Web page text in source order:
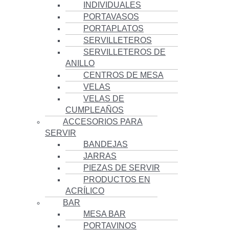
INDIVIDUALES
PORTAVASOS
PORTAPLATOS
SERVILLETEROS
SERVILLETEROS DE
ANILLO
CENTROS DE MESA
VELAS
VELAS DE
CUMPLEAÑOS
ACCESORIOS PARA
SERVIR
BANDEJAS
JARRAS
PIEZAS DE SERVIR
PRODUCTOS EN
ACRÍLICO
BAR
MESA BAR
PORTAVINOS